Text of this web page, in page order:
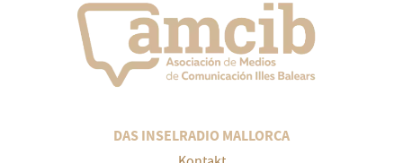
DAS INSELRADIO MALLORCA